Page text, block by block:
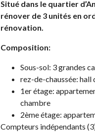
Situé dans le quartier
rénover de 3 unités en
rénovation.
Composition:
Sous-sol: 3 grandes
rez-de-chaussée: hall
1er étage:
chambre
2ème étage:
Compteurs indépendants